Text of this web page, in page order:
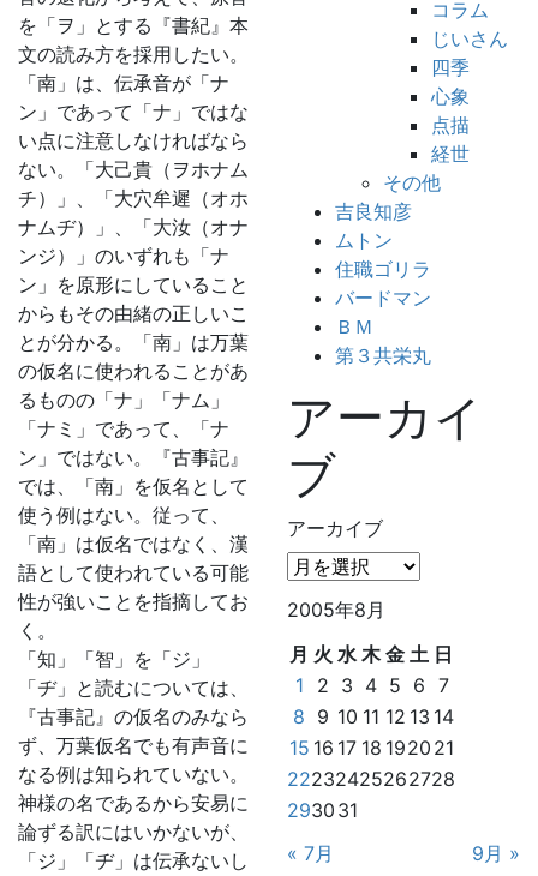
を「ヲ」とする『書紀』本
文の読み方を採用したい。
「南」は、伝承音が「ナ
ン」であって「ナ」ではな
い点に注意しなければなら
ない。「大己貴（ヲホナム
チ）」、「大穴牟遲（オホ
ナムヂ）」、「大汝（オナ
ンジ）」のいずれも「ナ
ン」を原形にしていること
からもその由緒の正しいこ
とが分かる。「南」は万葉
の仮名に使われることがあ
るものの「ナ」「ナム」
「ナミ」であって、「ナ
ン」ではない。『古事記』
では、「南」を仮名として
使う例はない。従って、
「南」は仮名ではなく、漢
語として使われている可能
性が強いことを指摘してお
く。
「知」「智」を「ジ」
「ヂ」と読むについては、
『古事記』の仮名のみなら
ず、万葉仮名でも有声音に
なる例は知られていない。
神様の名であるから安易に
論ずる訳にはいかないが、
「ジ」「ヂ」は伝承ないし
コラム
じいさん
四季
心象
点描
経世
その他
吉良知彦
ムトン
住職ゴリラ
バードマン
ＢＭ
第３共栄丸
アーカイ
ブ
アーカイブ
2005年8月
月 火 水 木 金 土 日
1
2 3 4 5 6 7
8 9 10 11 12 13 14
15 16 17 18 1920 21
22232425262728
2930 31
« 7月
9月 »